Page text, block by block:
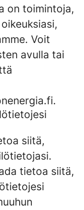
on toimintoja,
Voit
avulla tai
siitä,
tietoa siitä,